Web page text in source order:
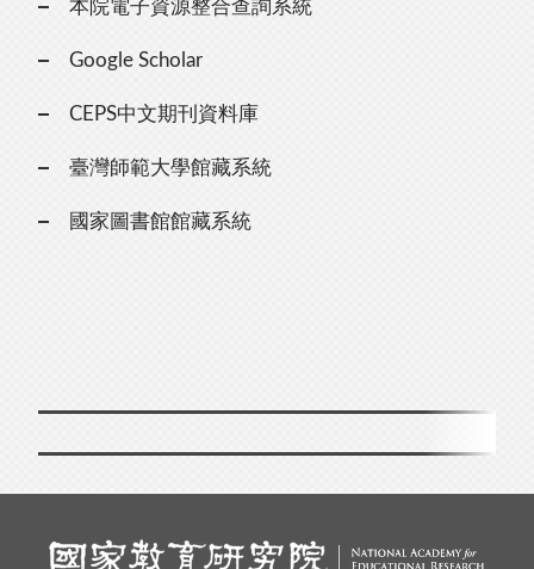
本院電子資源整合查詢系統
Google Scholar
CEPS中文期刊資料庫
臺灣師範大學館藏系統
國家圖書館館藏系統